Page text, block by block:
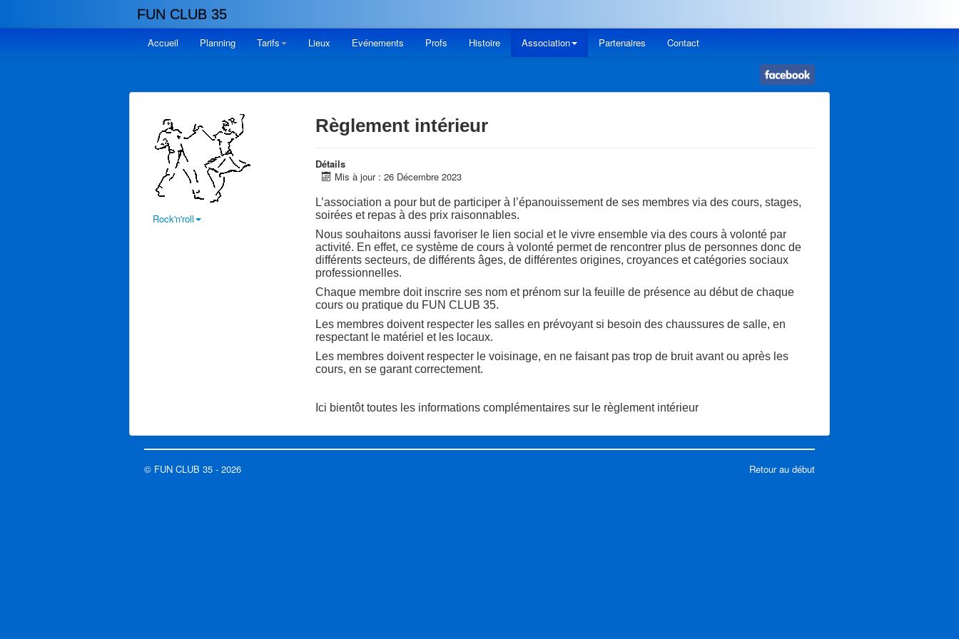
FUN CLUB 35
Accueil Planning Tarifs Lieux Evénements Profs Histoire Association Partenaires Contact
Rock'n'roll
Règlement intérieur
Détails
Mis à jour : 26 Décembre 2023
L’association a pour but de participer à l’épanouissement de ses membres via des cours, stages,
soirées et repas à des prix raisonnables.
Nous souhaitons aussi favoriser le lien social et le vivre ensemble via des cours à volonté par
activité. En effet, ce système de cours à volonté permet de rencontrer plus de personnes donc de
différents secteurs, de différents âges, de différentes origines, croyances et catégories sociaux
professionnelles.
Chaque membre doit inscrire ses nom et prénom sur la feuille de présence au début de chaque
cours ou pratique du FUN CLUB 35.
Les membres doivent respecter les salles en prévoyant si besoin des chaussures de salle, en
respectant le matériel et les locaux.
Les membres doivent respecter le voisinage, en ne faisant pas trop de bruit avant ou après les
cours, en se garant correctement.
Ici bientôt toutes les informations complémentaires sur le règlement intérieur
Retour au début
© FUN CLUB 35 - 2026